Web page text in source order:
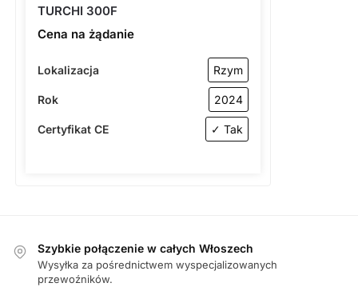
TURCHI 300F
Cena na żądanie
Lokalizacja Rzym
Rok 2024
Certyfikat CE ✓ Tak
Szybkie połączenie w całych Włoszech
Wysyłka za pośrednictwem wyspecjalizowanych
przewoźników.